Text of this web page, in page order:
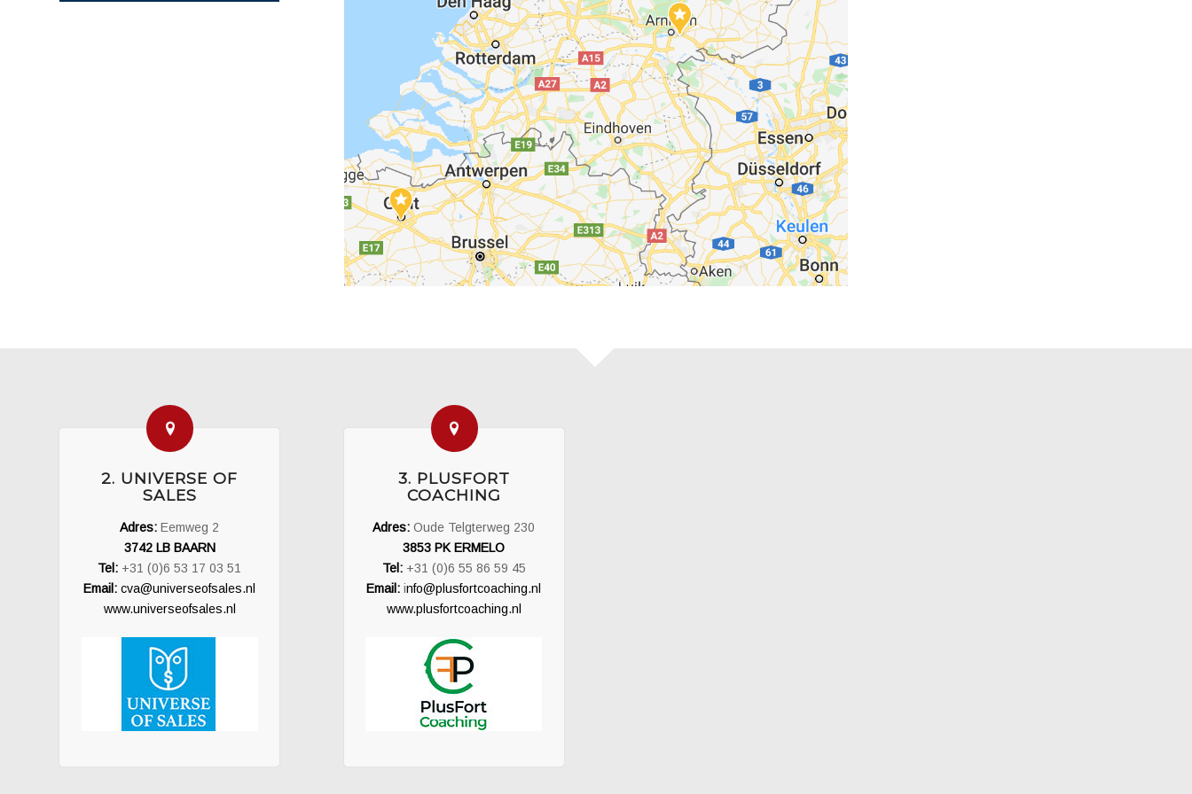
2. UNIVERSE OF
SALES
Adres: Eemweg 2
3742 LB BAARN
Tel: +31 (0)6 53 17 03 51
Email: cva@universeofsales.nl
www.universeofsales.nl
3. PLUSFORT
COACHING
Adres: Oude Telgterweg 230
3853 PK ERMELO
Tel:+31 (0)6 55 86 59 45
Email: info@plusfortcoaching.nl
www.plusfortcoaching.nl